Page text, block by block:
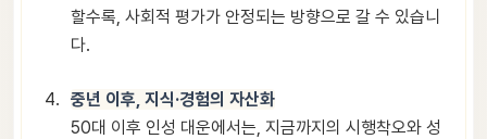
할수록, 사회적 평가가 안정되는 방향으로 갈 수 있습니
다.
중년 이후, 지식·경험의 자산화
50대 이후 인성 대운에서는, 지금까지의 시행착오와 성